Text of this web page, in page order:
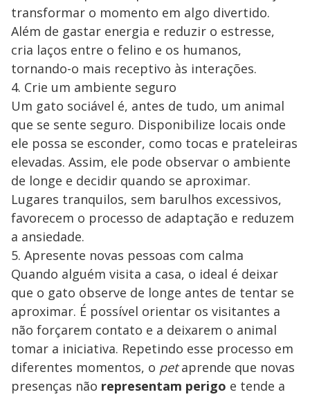
transformar o momento em algo divertido.
Além de gastar energia e reduzir o estresse,
cria laços entre o felino e os humanos,
tornando-o mais receptivo às interações.
4. Crie um ambiente seguro
Um gato sociável é, antes de tudo, um animal
que se sente seguro. Disponibilize locais onde
ele possa se esconder, como tocas e prateleiras
elevadas. Assim, ele pode observar o ambiente
de longe e decidir quando se aproximar.
Lugares tranquilos, sem barulhos excessivos,
favorecem o processo de adaptação e reduzem
a ansiedade.
5. Apresente novas pessoas com calma
Quando alguém visita a casa, o ideal é deixar
que o gato observe de longe antes de tentar se
aproximar. É possível orientar os visitantes a
não forçarem contato e a deixarem o animal
tomar a iniciativa. Repetindo esse processo em
diferentes momentos, o petaprende que novas
presenças não representam perigo e tende a